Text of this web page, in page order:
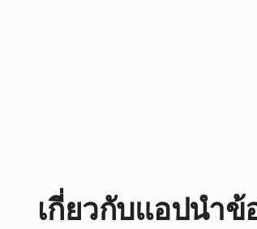
เกี่ยวกับแอปนําข้